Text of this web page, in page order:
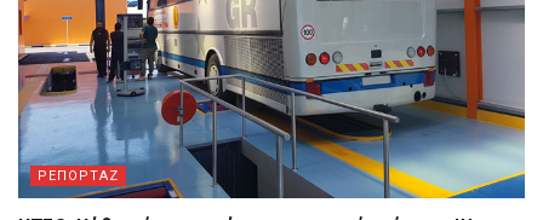
ΡΕΠΟΡΤΑΖ